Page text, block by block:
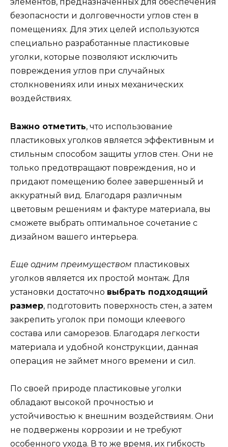
элементов, предназначенных для обеспечения
безопасности и долговечности углов стен в
помещениях. Для этих целей используются
специально разработанные пластиковые
уголки, которые позволяют исключить
повреждения углов при случайных
столкновениях или иных механических
воздействиях.
Важно отметить, что использование
пластиковых уголков является эффективным и
стильным способом защиты углов стен. Они не
только предотвращают повреждения, но и
придают помещению более завершенный и
аккуратный вид. Благодаря различным
цветовым решениям и фактуре материала, вы
сможете выбрать оптимальное сочетание с
дизайном вашего интерьера.
Еще одним преимуществом пластиковых
уголков является их простой монтаж. Для
установки достаточно выбрать подходящий
размер, подготовить поверхность стен, а затем
закрепить уголок при помощи клеевого
состава или саморезов. Благодаря легкости
материала и удобной конструкции, данная
операция не займет много времени и сил.
По своей природе пластиковые уголки
обладают высокой прочностью и
устойчивостью к внешним воздействиям. Они
не подвержены коррозии и не требуют
особенного ухода. В то же время, их гибкость